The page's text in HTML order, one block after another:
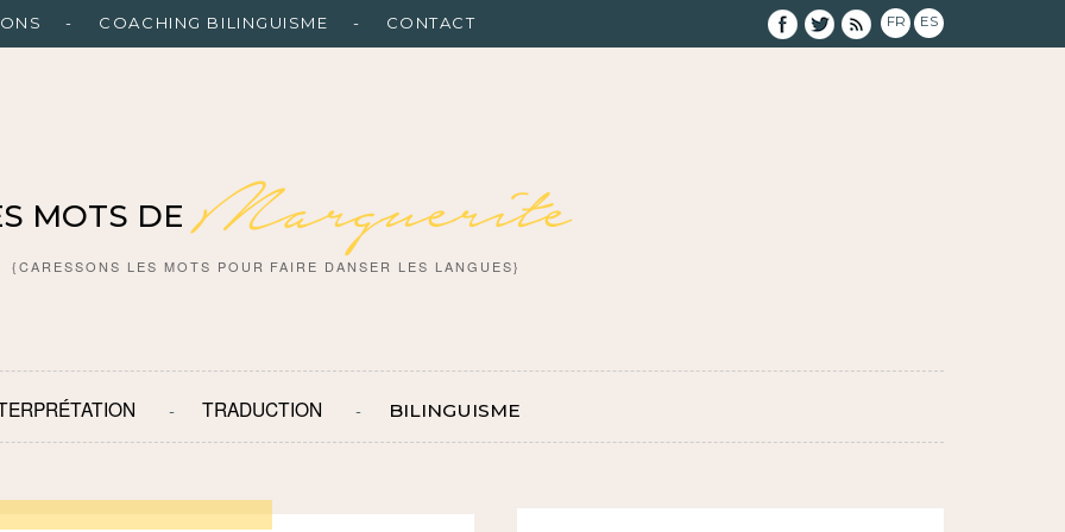
COACHING BILINGUISME CONTACT FR ES
MOTS DE Marguerite
{CARESSONS LES MOTS POUR FAIRE DANSER LES LANGUES}
TRADUCTION BILINGUISME